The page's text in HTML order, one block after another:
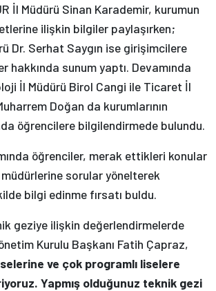
İl Müdürü Sinan Karademir, kurumun
ilişkin bilgiler paylaşırken;
Dr. Serhat Saygın ise girişimcilere
hakkında sunum yaptı. Devamında
İl Müdürü Birol Cangi ile Ticaret İl
Doğan da kurumlarının
öğrencilere bilgilendirmede bulundu.
öğrenciler, merak ettikleri konular
sorular yönelterek
bilgi edinme fırsatı buldu.
geziye ilişkin değerlendirmelerde
Kurulu Başkanı Fatih Çapraz,
ve çok programlı liselere
Yapmış olduğunuz teknik gezi